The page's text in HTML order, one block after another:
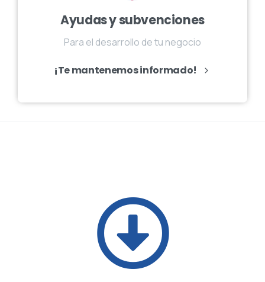
¡Te mantenemos informado!